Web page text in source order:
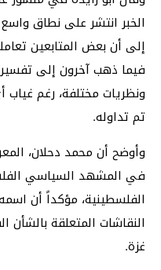
الخبر انتشر على نطاق
إلى أن بعض المتابعين
فيما ذهب آخرون إلى
ونظريات مختلفة، رغم
تم تداوله.
وأوضح أن محمد دحلان،
في المشهد السياسي
الفلسطينية، مؤكداً أن
النقاشات المتعلقة
غزة.